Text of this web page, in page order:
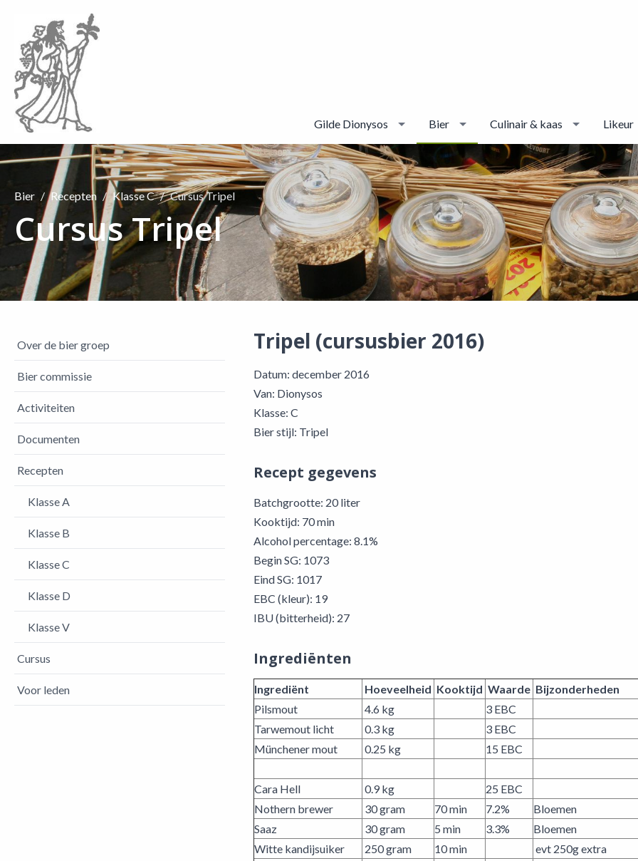
Gilde Dionysos Bier Culinair & kaas Likeur
Bier Recepten Klasse C Cursus Tripel
Cursus Tripel
Over de bier groep
Bier commissie
Activiteiten
Documenten
Recepten
Klasse A
Klasse B
Klasse C
Klasse D
Klasse V
Cursus
Voor leden
Tripel (cursusbier 2016)
Datum: december 2016
Van: Dionysos
Klasse: C
Bier stijl: Tripel
Recept gegevens
Batchgrootte: 20 liter
Kooktijd: 70 min
Alcohol percentage: 8.1%
Begin SG: 1073
Eind SG: 1017
EBC (kleur): 19
IBU (bitterheid): 27
Ingrediënten
Ingrediënt Hoeveelheid Kooktijd Waarde Bijzonderheden
Pilsmout
4.6 kg
3 EBC
Tarwemout licht
0.3 kg
3 EBC
Münchener mout
0.25 kg 15 EBC
Cara Hell 0.9 kg
25 EBC
Nothern brewer
30 gram 70 min 7.2%
Bloemen
Saaz
30 gram 5 min 3.3%
Bloemen
Witte kandijsuiker
250 gram 10 min
evt 250g extra